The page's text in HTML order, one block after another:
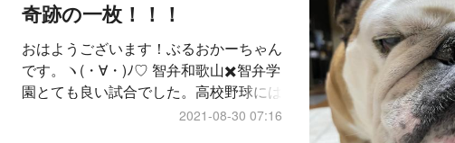
た。どーしたん？ってくらい。めちゃく
ちゃ静かにしてくれとります。今朝も、
自分からご飯を食べてシッコを済ませる
と寝てくれました。分かるの...
奇跡の一枚！！！
おはようございます！ぶるおかーちゃん
です。ヽ(・∀・)ﾉ♡ 智弁和歌山✖️智弁学
園とても良い試合でした。高校野球には
ドラマがあるね♡感動と元気をありがと
2021-08-30 07:16